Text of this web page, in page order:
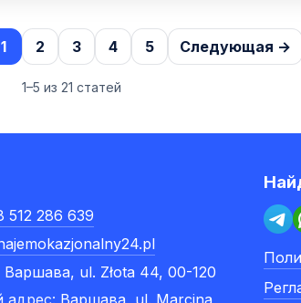
1 2 3 4 5 Следующая →
1–5 из 21 статей
512 286 639
Варшава, ul. Złota 44, 00-120
адрес: Варшава, ul. Marcina